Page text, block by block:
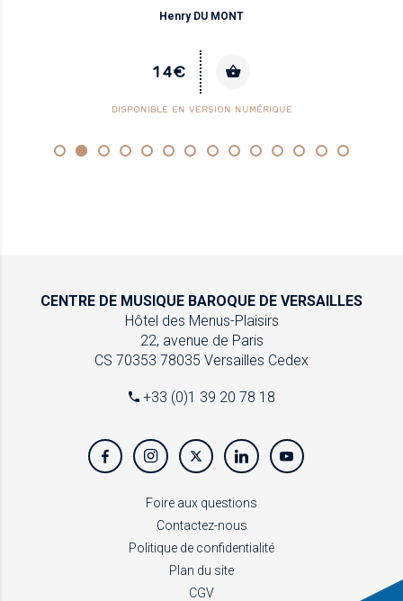
Henry DU MONT
14€
DISPONIBLE EN VERSION NUMÉRIQUE
CENTRE DE MUSIQUE BAROQUE DE VERSAILLES
Hôtel des Menus-Plaisirs
22, avenue de Paris
CS 70353 78035 Versailles Cedex
+33 (0)1 39 20 78 18
Foire aux questions
Contactez-nous
Politique de confidentialité
Plan du site
CGV